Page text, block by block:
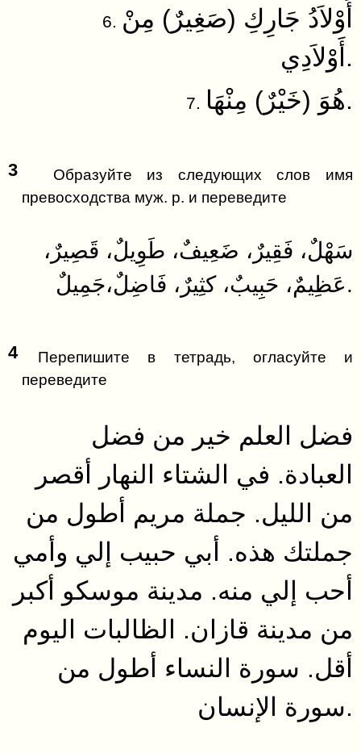
6. أَوْلاَدُ جَارِكِ (صَغِيرٌ) مِنْ
أَوْلاَدِي.
7. هُوَ (خَيْرٌ) مِنْهَا.
3
Образуйте из следующих слов имя
превосходства муж. р. и переведите
سَهْلٌ، فَقِيرٌ، ضَعِيفٌ، طَوِيلٌ، قَصِيرٌ،
عَظِيمٌ، حَبِيبٌ، كثِيرٌ، فَاضِلٌ،جَمِيلٌ.​
4
Перепишите в тетрадь, огласуйте и
переведите
فضل العلم خير من فضل
العبادة. في الشتاء النهار أقصر
من الليل. جملة مريم أطول من
جملتك هذه. أبي حبيب إلي وأمي
أحب إلي منه. مدينة موسكو أكبر
من مدينة قازان. الظالبات اليوم
أقل. سورة النساء أطول من
سورة الإنسان.